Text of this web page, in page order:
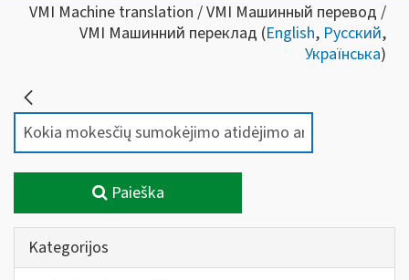
VMI Machine translation / VMI Машинный перевод /
VMI Машинний переклад (English, Русский,
Українська)
Paieška
Kategorijos